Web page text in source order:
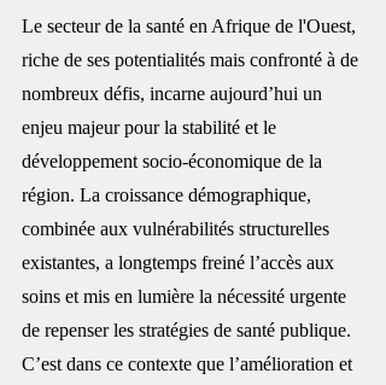
Le secteur de la santé en Afrique de l'Ouest,
riche de ses potentialités mais confronté à de
nombreux défis, incarne aujourd’hui un
enjeu majeur pour la stabilité et le
développement socio-économique de la
région. La croissance démographique,
combinée aux vulnérabilités structurelles
existantes, a longtemps freiné l’accès aux
soins et mis en lumière la nécessité urgente
de repenser les stratégies de santé publique.
C’est dans ce contexte que l’amélioration et